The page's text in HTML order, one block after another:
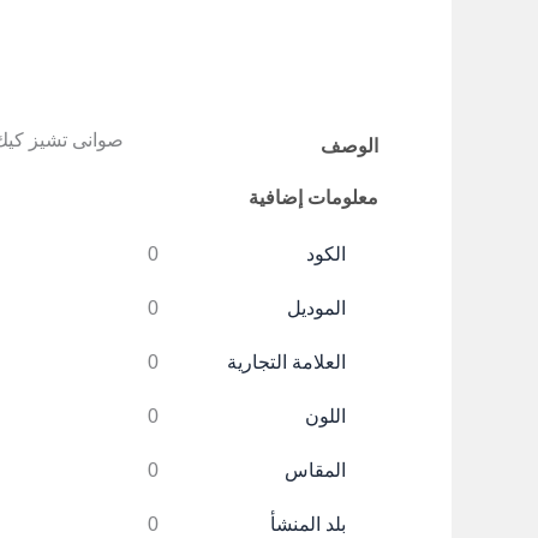
الوصف
معلومات إضافية
صوانى تشيز
الكود 0
الموديل 0
العلامة التجارية 0
اللون 0
المقاس 0
بلد المنشأ 0